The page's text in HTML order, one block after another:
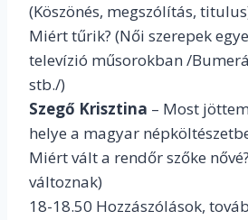
(Köszönés, megszólítás,
Miért tűrik? (Női szerepek
televízió műsorokban /
stb./)
Szegő Krisztina – Most
helye a magyar
Miért vált a rendőr szőke
változnak)
18-18.50 Hozzászólások,